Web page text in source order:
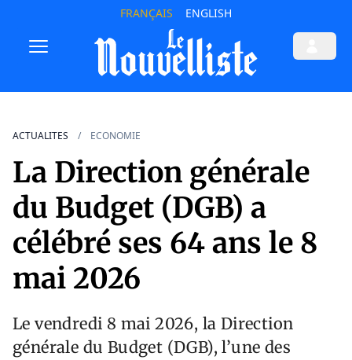
FRANÇAIS ENGLISH
ACTUALITES ECONOMIE
La Direction générale
du Budget (DGB) a
célébré ses 64 ans le 8
mai 2026
Le vendredi 8 mai 2026, la Direction
générale du Budget (DGB), l’une des